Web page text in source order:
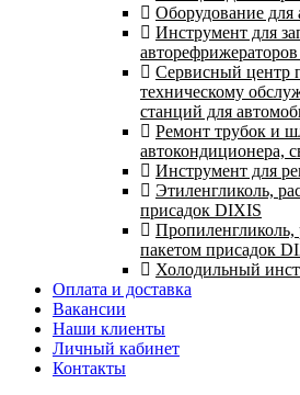
Оборудование для
Инструмент для
Сервисный центр
техническому
станций для
Ремонт трубок и
автокондиционера,
Инструмент для
Этиленгликоль,
присадок DIXIS
Пропиленгликоль,
пакетом присадок
Холодильный
Оплата и доставка
Вакансии
Наши клиенты
Личный кабинет
Контакты